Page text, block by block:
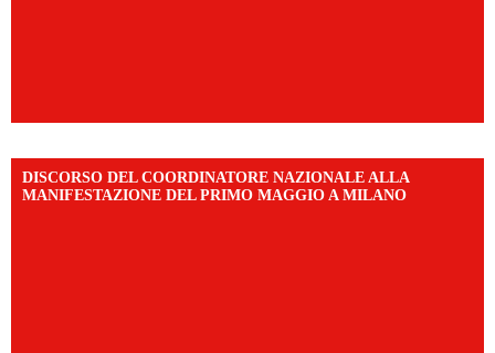
DISCORSO DEL COORDINATORE NAZIONALE ALLA
MANIFESTAZIONE DEL PRIMO MAGGIO A MILANO